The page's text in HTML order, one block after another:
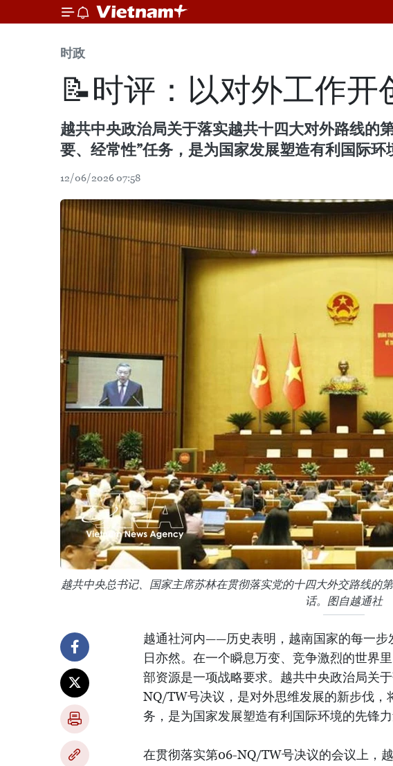
时政
📝时评：以对外工作开
越共中央政治局关于落实越共十四大对外路线的
要、经常性”任务，是为国家发展塑造有利国际环
12/06/2026 07:58
越共中央总书记、国家主席苏林在贯彻落实党的十四大外交路线的
话。图自越通社
越通社河内——历史表明，越南国家的每一步
日亦然。在一个瞬息万变、竞争激烈的世界
部资源是一项战略要求。越共中央政治局关
NQ/TW号决议，是对外思维发展的新步伐，
务，是为国家发展塑造有利国际环境的先锋力
在贯彻落实第06-NQ/TW号决议的会议上，